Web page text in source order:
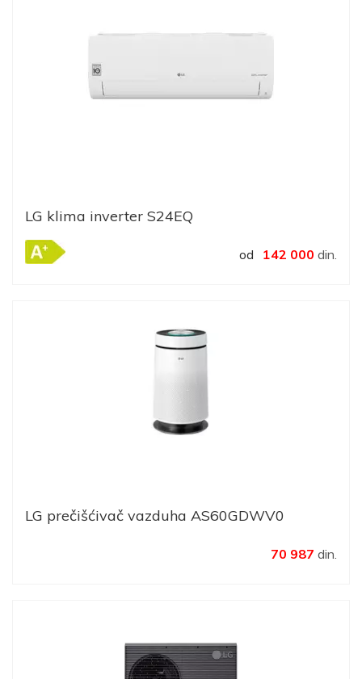
LG klima inverter S24EQ
od 142 000 din.
LG prečišćivač vazduha AS60GDWV0
70 987 din.